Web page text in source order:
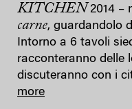
KITCHEN2014 –
carne, guardandolo
Intorno a 6 tavoli
racconteranno delle
discuteranno con i
more